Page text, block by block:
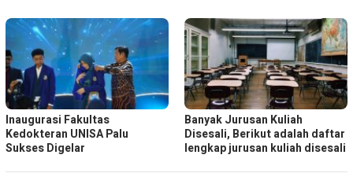
Inaugurasi Fakultas
Kedokteran UNISA Palu
Sukses Digelar
Banyak Jurusan Kuliah
Disesali, Berikut adalah daftar
lengkap jurusan kuliah disesali